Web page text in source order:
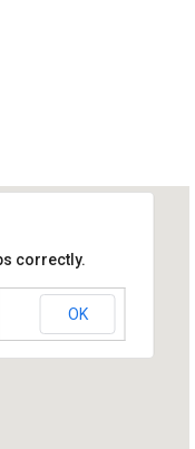
святых
correctly.
OK